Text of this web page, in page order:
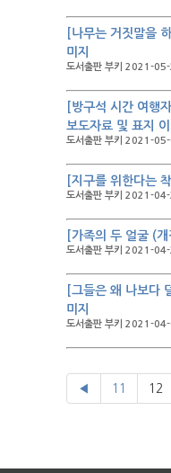
[나무는 거짓말을
미지
도서출판 부키 2021-05-
[방구석 시간 여행
보도자료 및 표지 이
도서출판 부키 2021-
[지구를 위한다는
도서출판 부키 2021-
[가족의 두 얼굴 (
도서출판 부키 2021-
[그들은 왜 나보다
미지
도서출판 부키 2021-
◀ 11 12